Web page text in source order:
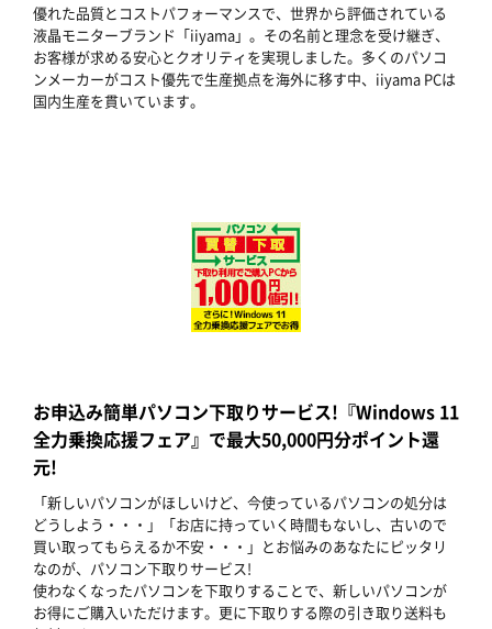
優れた品質とコストパフォーマンスで、世界から評価されている
液晶モニターブランド「iiyama」。その名前と理念を受け継ぎ、
お客様が求める安心とクオリティを実現しました。多くのパソコ
ンメーカーがコスト優先で生産拠点を海外に移す中、iiyama PCは
国内生産を貫いています。
お申込み簡単パソコン下取りサービス!『Windows 11
全力乗換応援フェア』で最大50,000円分ポイント還
元!
「新しいパソコンがほしいけど、今使っているパソコンの処分は
どうしよう・・・」「お店に持っていく時間もないし、古いので
買い取ってもらえるか不安・・・」とお悩みのあなたにピッタリ
なのが、パソコン下取りサービス!
使わなくなったパソコンを下取りすることで、新しいパソコンが
お得にご購入いただけます。更に下取りする際の引き取り送料も